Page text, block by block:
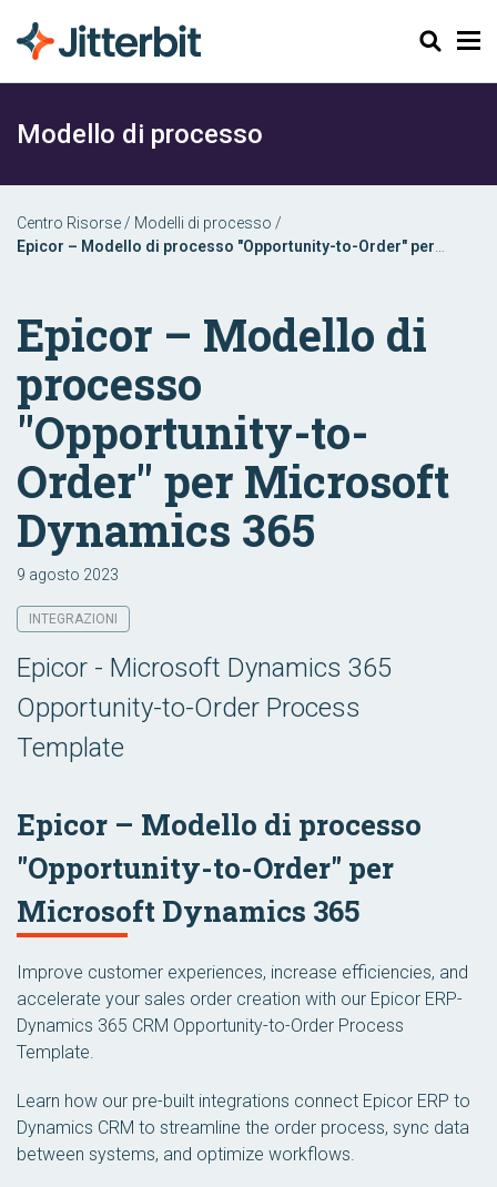
Cerca
Modello di processo
Centro Risorse / Modelli di processo /
Epicor – Modello di processo "Opportunity-to-Order" per
Epicor – Modello di
processo
"Opportunity-to-
Order" per Microsoft
Dynamics 365
9 agosto 2023
INTEGRAZIONI
Epicor - Microsoft Dynamics 365
Opportunity-to-Order Process
Template
Epicor – Modello di processo
"Opportunity-to-Order" per
Microsoft Dynamics 365
Improve customer experiences, increase efficiencies, and
accelerate your sales order creation with our Epicor ERP-
Dynamics 365 CRM Opportunity-to-Order Process
Template.
Learn how our pre-built integrations connect Epicor ERP to
Dynamics CRM to streamline the order process, sync data
between systems, and optimize workflows.